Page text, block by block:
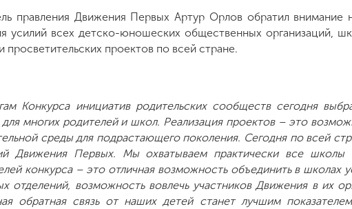
правления Движения Первых Артур Орлов обратил внимание
усилий всех детско-юношеских общественных организаций,
просветительских проектов по всей стране.
Конкурса инициатив родительских сообществ сегодня
многих родителей и школ. Реализация проектов – это
среды для подрастающего поколения. Сегодня по всей
Движения Первых. Мы охватываем практически все
конкурса – это отличная возможность объединить в школах
отделений, возможность вовлечь участников Движения в их
обратная связь от наших детей станет лучшим